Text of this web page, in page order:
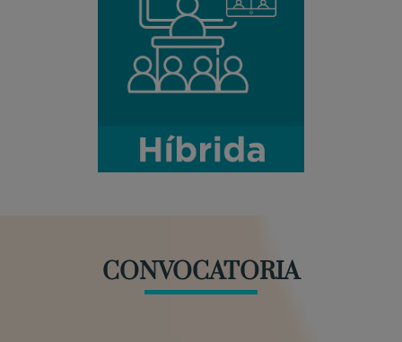
CONVOCATORIA